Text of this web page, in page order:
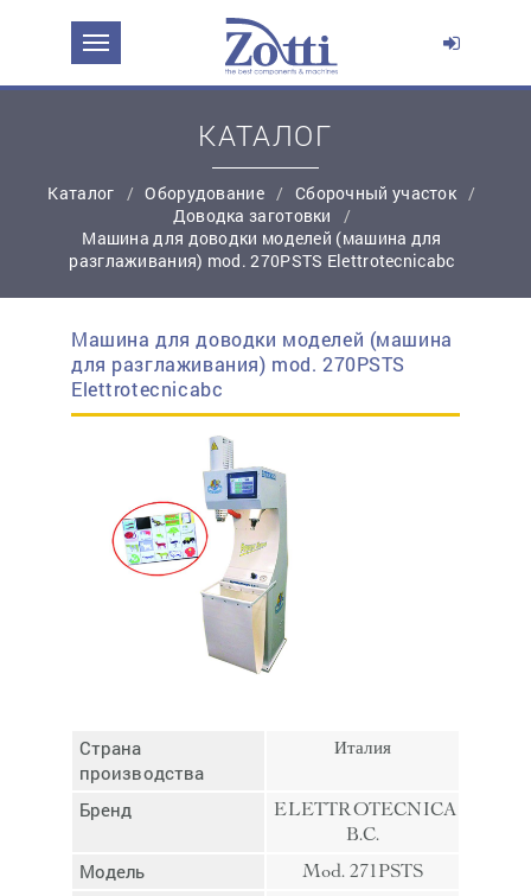
простую регистрацию
КАТАЛОГ
Каталог Оборудование
Сборочный участок
Доводка заготовки
Машина для доводки моделей (машина для
разглаживания) mod. 270PSTS Elettrotecnicabc
Машина для доводки моделей (машина
для разглаживания) mod. 270PSTS
Elettrotecnicabc
Страна
производства
Италия
Бренд
ELETTROTECNICA
B.C.
Модель Mod. 271PSTS
ЗАДАТЬ ВОПРОС О ПРОДУКТЕ
Контактный телефон:*
Ваш вопрос:
Отмена